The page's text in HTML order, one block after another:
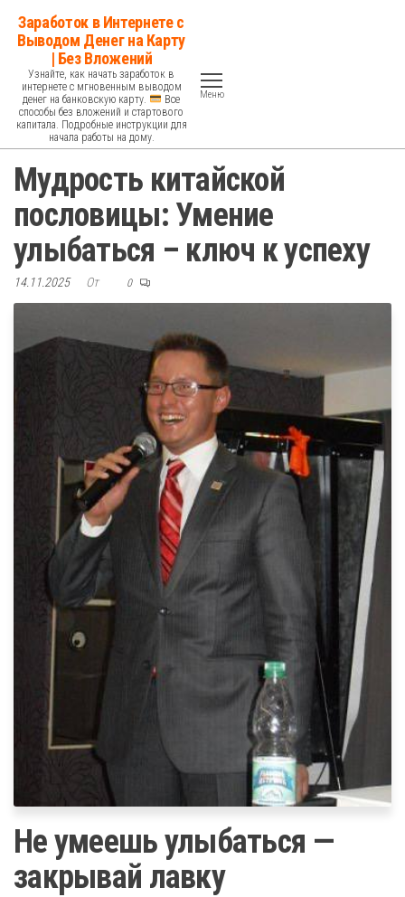
Перейти
содержимому
Заработок в Интернете с
Выводом Денег на Карту
| Без Вложений
Узнайте, как начать заработок в
интернете с мгновенным выводом
денег на банковскую карту.
Все
способы без вложений и стартового
капитала. Подробные инструкции для
начала работы на дому.
Меню
Мудрость китайской
пословицы: Умение
улыбаться – ключ к успеху
14.11.2025 От 0
Не умеешь улыбаться —
закрывай лавку